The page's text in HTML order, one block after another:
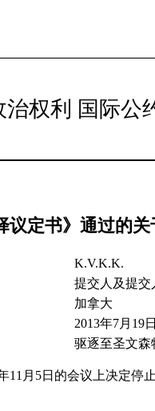
治权利 国际公
议定书》通过的
K.V.K.K.
提交人及提交
加拿大
2013年7月19
驱逐至圣文森
11月5日的会议上决定停